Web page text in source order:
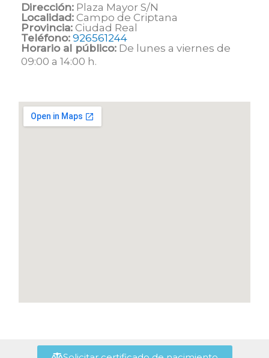
Dirección: Plaza Mayor S/N
Localidad: Campo de Criptana
Provincia: Ciudad Real
Teléfono: 926561244
Horario al público: De lunes a viernes de
09:00 a 14:00 h.